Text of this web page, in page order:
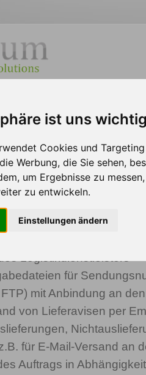
ist uns
Cookies und
Werbung, die Sie sehen,
um Ergebnisse zu
zu entwickeln.
Einstellungen ändern
undcAuftragsdaten für
für
mit Anbindung an
von Lieferavisen per
für E-Mail-Versand an
Auftrags in